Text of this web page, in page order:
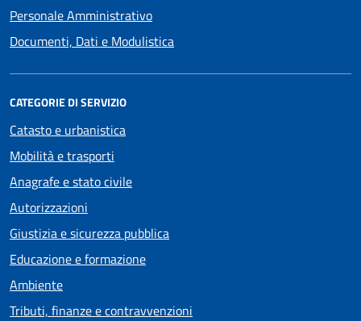
Personale Amministrativo
Documenti, Dati e Modulistica
CATEGORIE DI SERVIZIO
Catasto e urbanistica
Mobilità e trasporti
Anagrafe e stato civile
Autorizzazioni
Giustizia e sicurezza pubblica
Educazione e formazione
Ambiente
Tributi, finanze e contravvenzioni